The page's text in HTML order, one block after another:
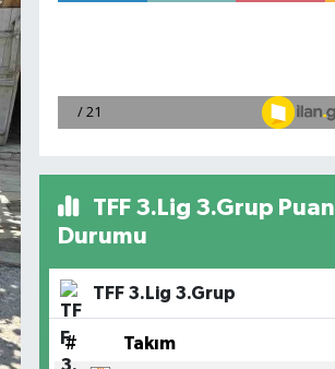
TFF 3.Lig 3.Grup Puan
Durumu
TFF 3.Lig 3.Grup
# Takım